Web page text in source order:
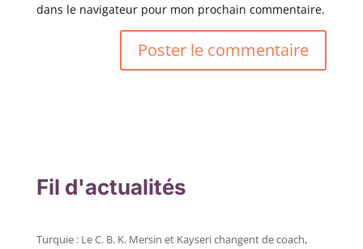
dans le navigateur pour mon prochain commentaire.
Fil d'actualités
Turquie : Le C. B. K. Mersin et Kayseri changent de coach,